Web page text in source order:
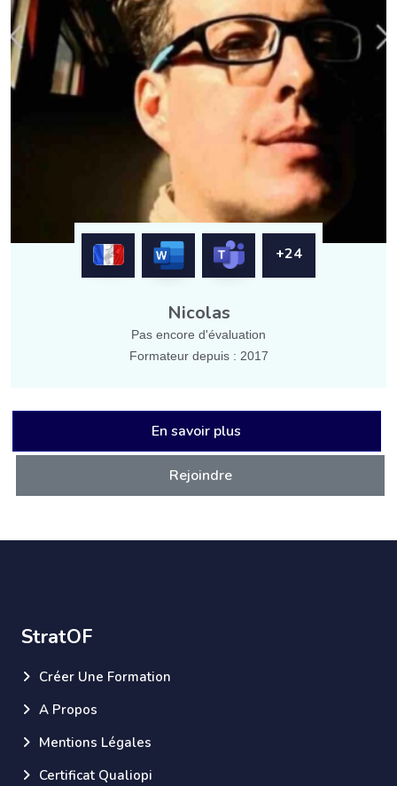
+24
Nicolas
Pas encore d'évaluation
Formateur depuis : 2017
En savoir plus
Rejoindre
StratOF
Créer Une Formation
A Propos
Mentions Légales
Certificat Qualiopi